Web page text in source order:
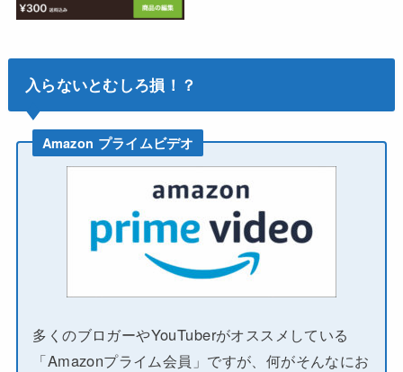
入らないとむしろ損！？
Amazon プライムビデオ
多くのブロガーやYouTuberがオススメしている
「Amazonプライム会員」ですが、何がそんなにお